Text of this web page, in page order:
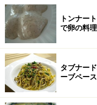
トンナー
で卵の料
タブナー
ーブペー